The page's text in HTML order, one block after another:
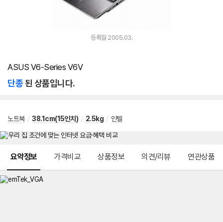
등록월 2005.03.
ASUS V6-Series V6V
단종된 상품입니다.
노트북 / 38.1cm(15인치) / 2.5kg / 인텔
요약정보 가격비교 상품정보 의견/리뷰 연관상품